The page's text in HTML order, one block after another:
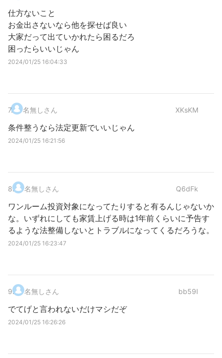
仕方ないこと
お金出さないなら他を探せば良い
大家だって出ていかれたら困るだろ
困ったらいいじゃん
2024/01/25 16:04:33
7. 名無しさん XKsKM
条件整うなら法定更新でいいじゃん
2024/01/25 16:21:56
8. 名無しさん Q6dFk
ワンルーム投資対象になってたりすると有るんじゃないか
な。いずれにしても家賃上げる時は1年前くらいに予告す
るような法整備しないとトラブルになってくるだろうな。
2024/01/25 16:23:47
9. 名無しさん bb59I
でてげと言われないだけマシだぞ
2024/01/25 16:26:26